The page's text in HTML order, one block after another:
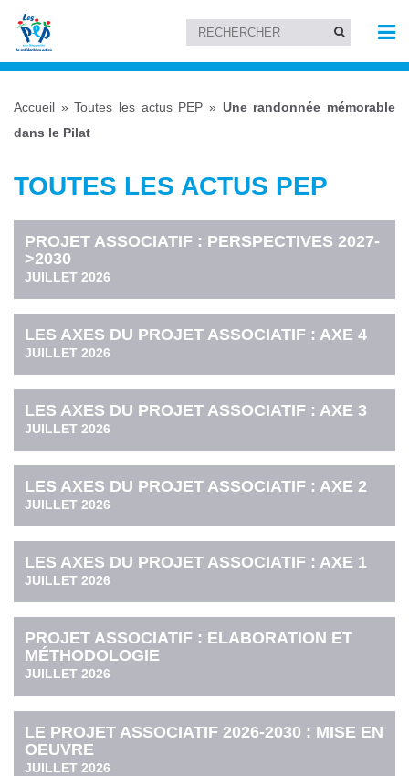
Accueil »Toutes les actus PEP » Une randonnée mémorable
dans le Pilat
TOUTES LES ACTUS PEP
PROJET ASSOCIATIF : PERSPECTIVES 2027-
>2030
JUILLET 2026
LES AXES DU PROJET ASSOCIATIF : AXE 4
JUILLET 2026
LES AXES DU PROJET ASSOCIATIF : AXE 3
JUILLET 2026
LES AXES DU PROJET ASSOCIATIF : AXE 2
JUILLET 2026
LES AXES DU PROJET ASSOCIATIF : AXE 1
JUILLET 2026
PROJET ASSOCIATIF : ELABORATION ET
MÉTHODOLOGIE
JUILLET 2026
LE PROJET ASSOCIATIF 2026-2030 : MISE EN
OEUVRE
JUILLET 2026